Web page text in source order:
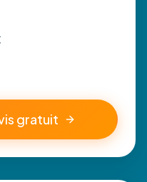
gratuit